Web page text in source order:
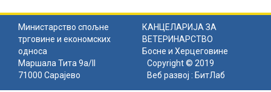
Министарство спољне
трговине и економских
односа
КАНЦЕЛАРИЈА ЗА
ВЕТЕРИНАРСТВО
Босне и Херцеговине
Маршала Тита 9а/II
71000 Сарајево
Copyright © 2019
Веб развој : БитЛаб